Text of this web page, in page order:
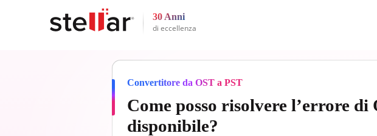
30 Anni
di eccellenza
Convertitore da OST a PST
Come posso risolvere l’errore
disponibile?